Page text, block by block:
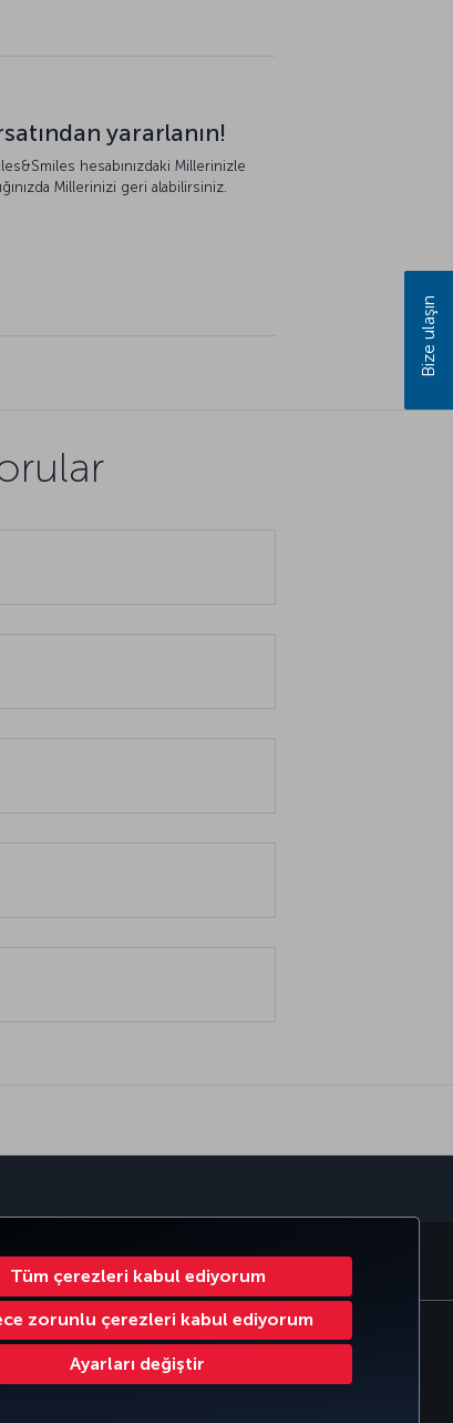
Tüm çerezleri kabul ediyorum
zorunlu çerezleri kabul ediyorum
Ayarları değiştir
yararlanın!
hesabınızdaki Millerinizle
Millerinizi geri alabilirsiniz.
CORPORATE CLUB TÜRK HAVA YOLLARI
Çerez Ayarlarını Değiştir
Bize ulaşın